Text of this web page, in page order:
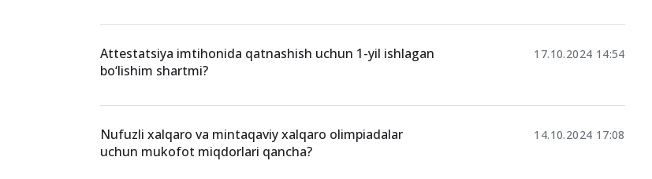
Attestatsiya imtihonida qatnashish uchun 1-yil ishlagan
bo‘lishim shartmi?
17.10.2024 14:54
Nufuzli xalqaro va mintaqaviy xalqaro olimpiadalar
uchun mukofot miqdorlari qancha?
14.10.2024 17:08